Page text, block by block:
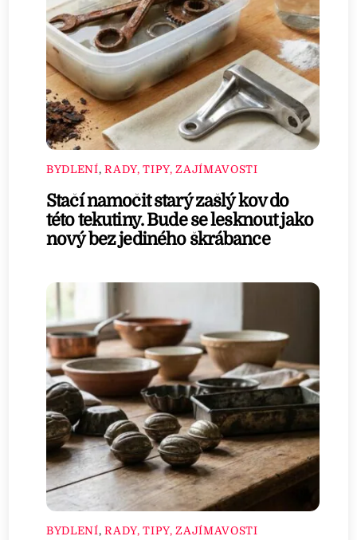
BYDLENÍ,RADY, TIPY, ZAJÍMAVOSTI
Stačí namočit starý zašlý kov do
této tekutiny. Bude se lesknout jako
nový bez jediného škrábance
BYDLENÍ,RADY, TIPY, ZAJÍMAVOSTI